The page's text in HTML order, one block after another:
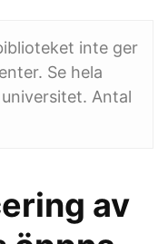
inte ger
Se hela
Antal
av